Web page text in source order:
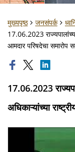
मुख्यपृष्ठ जनसंपर्क
17.06.2023
आमदार परिषदेचा समारोप
17.06.2023
अधिकाऱ्यांच्या